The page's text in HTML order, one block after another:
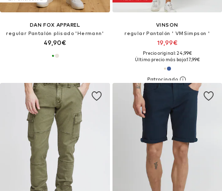
DAN FOX APPAREL
regular Pantalón plisado 'Hermann'
49,90€
VINSON
regular Pantalón ' VMSimpson '
19,99€
Precio original: 24,99€
Último precio más bajo:17,99€